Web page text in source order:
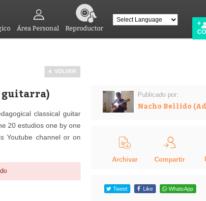
Área Personal Reproductor
VOLVER
guitarra)
classical guitar
20 estudios one by one
Youtube channel or on
Publicado por:
Nacho Bellido
Archivar Compartir
Tweet Like WhatsApp